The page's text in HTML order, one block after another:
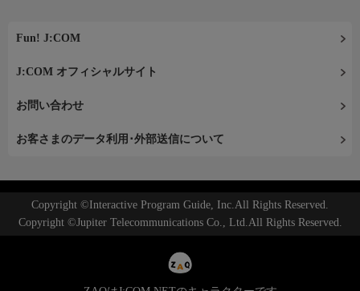
Fun! J:COM
J:COM オフィシャルサイト
お問い合わせ
お客さまのデータ利用･外部送信について
Copyright ©Interactive Program Guide, Inc.All Rights Reserved.
Copyright ©Jupiter Telecommunications Co., Ltd.All Rights Reserved.